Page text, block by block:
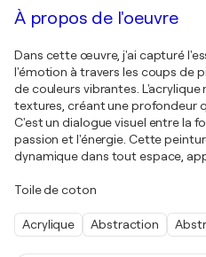
À propos de l'oeuvre
Dans cette œuvre, j'ai capturé
l'émotion à travers les coups de
de couleurs vibrantes.
textures, créant une profondeur
C'est un dialogue visuel entre la
passion et l'énergie. Cette
dynamique dans tout espace,
Toile de coton
Acrylique Abstraction